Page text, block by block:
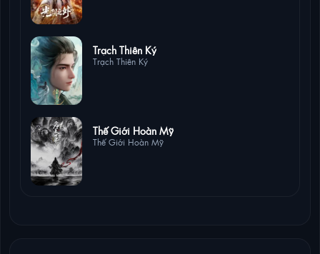
Trạch Thiên Ký
Trạch Thiên Ký
Thế Giới Hoàn Mỹ
Thế Giới Hoàn Mỹ